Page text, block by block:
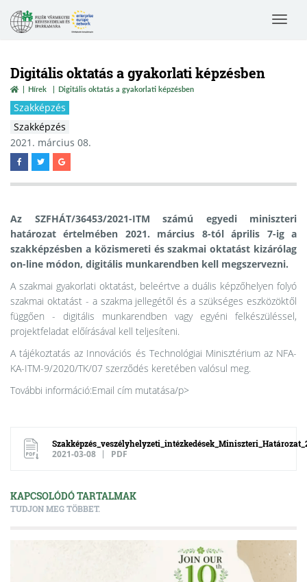
Toggle
Digitális oktatás a gyakorlati képzésben
Hírek Digitális oktatás a gyakorlati képzésben
Szakképzés
Szakképzés
2021. március 08.
Az SZFHÁT/36453/2021-ITM számú egyedi miniszteri
határozat értelmében 2021. március 8-tól április 7-ig a
szakképzésben a közismereti és szakmai oktatást kizárólag
on-line módon, digitális munkarendben kell megszervezni.
A szakmai gyakorlati oktatást, beleértve a duális képzőhelyen folyó
szakmai oktatást - a szakma jellegétől és a szükséges eszközöktől
függően - digitális munkarendben vagy egyéni felkészüléssel,
projektfeladat előírásával kell teljesíteni.
A tájékoztatás az Innovációs és Technológiai Minisztérium az NFA-
KA-ITM-9/2020/TK/07 szerződés keretében valósul meg.
További információ:Email cím mutatása/p>
2021-03-08 PDF
KAPCSOLÓDÓ TARTALMAK
TUDJON MEG TÖBBET.